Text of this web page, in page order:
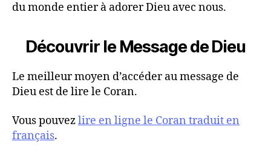
du monde entier à adorer Dieu avec nous.
Découvrir le Message de Dieu
Le meilleur moyen d’accéder au message de
Dieu est de lire le Coran.
Vous pouvezlire en ligne le Coran traduit en
français.